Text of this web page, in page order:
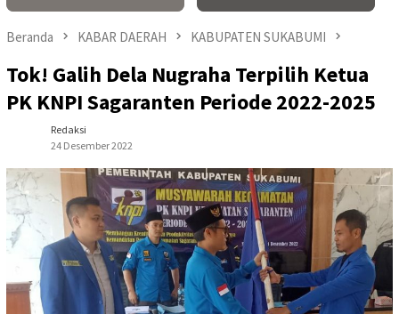
Beranda KABAR DAERAH KABUPATEN SUKABUMI
Tok! Galih Dela Nugraha Terpilih Ketua
PK KNPI Sagaranten Periode 2022-2025
Redaksi
24 Desember 2022